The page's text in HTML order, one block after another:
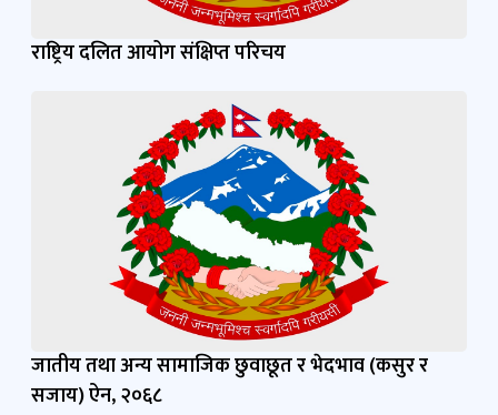
राष्ट्रिय दलित आयोग संक्षिप्त परिचय
जातीय तथा अन्य सामाजिक छुवाछूत र भेदभाव (कसुर र
सजाय) ऐन, २०६८